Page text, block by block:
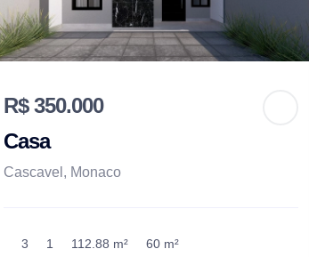
R$ 350.000
Casa
Cascavel, Monaco
3 1 112.88 m² 60 m²